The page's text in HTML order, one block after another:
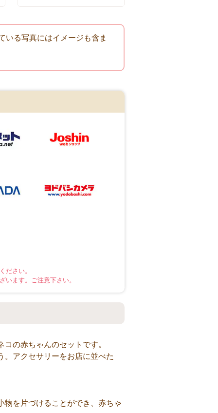
る写真にはイメージも含ま
ださい。
います。ご注意下さい。
の赤ちゃんのセットです。
。アクセサリーをお店に並べた
物を片づけることができ、赤ちゃ